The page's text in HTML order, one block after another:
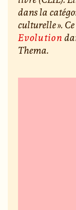
dans la
culturelle ».
Evolution
Thema.